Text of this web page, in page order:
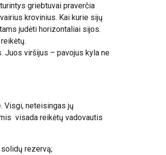
griebtuvai praverčia
krovinius. Kai kurie sijų
judėti horizontaliai sijos.
Juos viršijus – pavojus kyla ne
Visgi, neteisingas jų
visada reikėtų vadovautis
rezervą;